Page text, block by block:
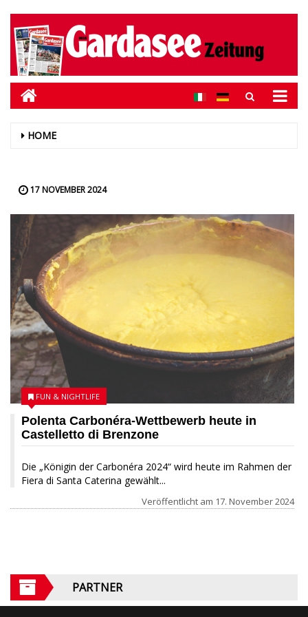
HOME
17 NOVEMBER 2024
Polenta Carbonéra-Wettbewerb heute in
Castelletto di Brenzone
Die „Königin der Carbonéra 2024“ wird heute im Rahmen der
Fiera di Santa Caterina gewählt...
FUN & NIGHTLIFE
Veröffentlicht am 17. November 2024
PARTNER